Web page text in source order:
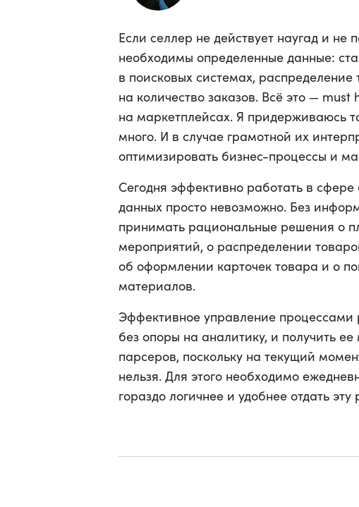
Если селлер не действует наугад и не
необходимы определенные данные:
в поисковых системах,
на количество заказов. Всё это —
на маркетплейсах. Я придерживаюсь
много. И в случае грамотной их
оптимизировать бизнес-процессы и
Сегодня эффективно работать в
данных просто невозможно. Без
принимать рациональные решения о
мероприятий, о распределении
об оформлении карточек товара и о
материалов.
Эффективное управление
без опоры на аналитику, и получить
парсеров, поскольку на текущий
нельзя. Для этого необходимо
гораздо логичнее и удобнее отдать